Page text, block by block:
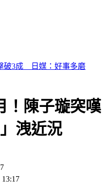
」 涉殺人罪遭聲押
！陳子璇突嘆
洩近況